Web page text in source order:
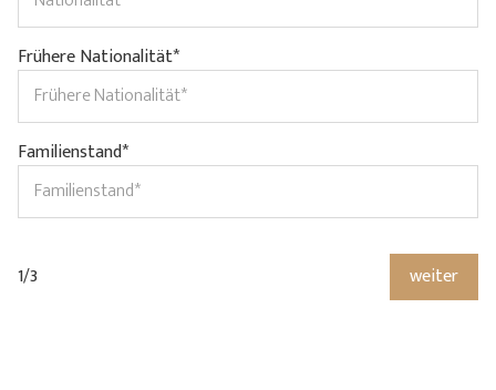
Frühere Nationalität*
Familienstand*
1/3 weiter